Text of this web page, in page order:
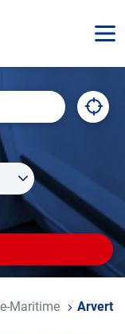
À
,
Maritime Arvert